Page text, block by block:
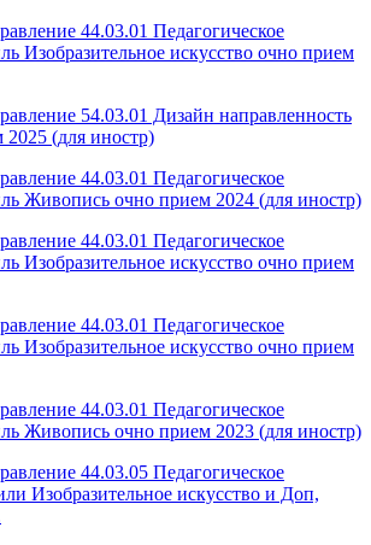
44.03.01 Педагогическое
Изобразительное искусство очно прием
54.03.01 Дизайн направленность
(для иностр)
44.03.01 Педагогическое
Живопись очно прием 2024 (для иностр)
44.03.01 Педагогическое
Изобразительное искусство очно прием
44.03.01 Педагогическое
Изобразительное искусство очно прием
44.03.01 Педагогическое
Живопись очно прием 2023 (для иностр)
44.03.05 Педагогическое
Изобразительное искусство и Доп,